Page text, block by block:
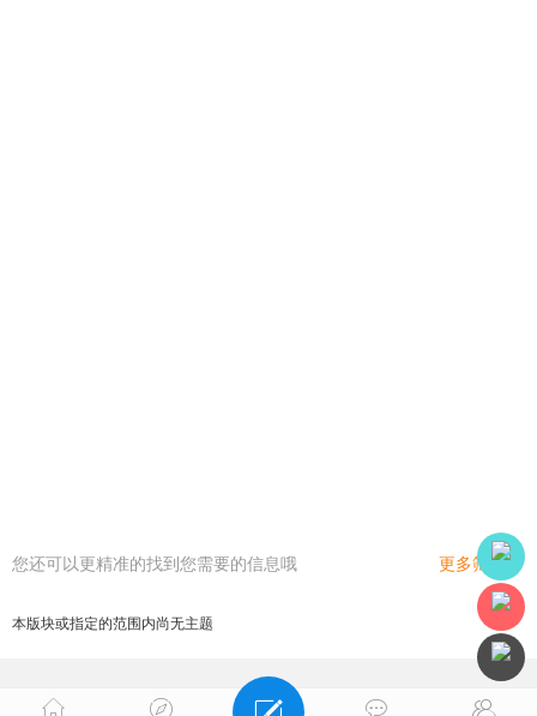
您还可以更精准的找到您需要的信息哦 更多筛选
本版块或指定的范围内尚无主题